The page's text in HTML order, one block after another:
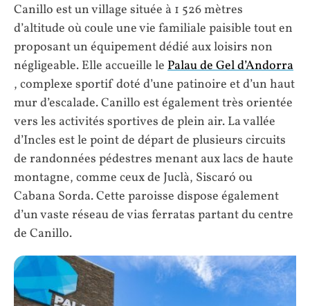
Canillo est un village située à 1 526 mètres
d’altitude où coule une vie familiale paisible tout en
proposant un équipement dédié aux loisirs non
négligeable. Elle accueille le Palau de Gel d’Andorra
, complexe sportif doté d’une patinoire et d’un haut
mur d’escalade. Canillo est également très orientée
vers les activités sportives de plein air. La vallée
d’Incles est le point de départ de plusieurs circuits
de randonnées pédestres menant aux lacs de haute
montagne, comme ceux de Juclà, Siscaró ou
Cabana Sorda. Cette paroisse dispose également
d’un vaste réseau de vias ferratas partant du centre
de Canillo.